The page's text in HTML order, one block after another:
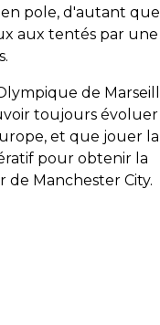
pole, d'autant
aux tentés par une
de
toujours
et que jouer la
pour obtenir la
Manchester City.